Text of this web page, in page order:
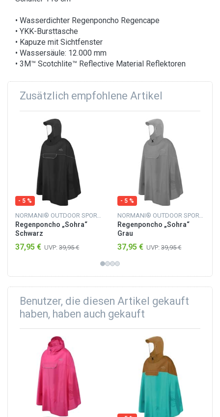
• Wasserdichter Regenponcho Regencape
• YKK-Bursttasche
• Kapuze mit Sichtfenster
• Wassersäule: 12.000 mm
• 3M™ Scotchlite™ Reflective Material Reflektoren
Zusätzlich empfohlene Artikel
- 5 %
NORMANI® OUTDOOR SPORTS
Regenponcho „Sohra“
Schwarz
37,95 € UVP: 39,95 €
- 5 %
NORMANI® OUTDOOR SPORTS
Regenponcho „Sohra“
Grau
37,95 € UVP: 39,95 €
Benutzer, die diesen Artikel gekauft
haben, haben auch gekauft